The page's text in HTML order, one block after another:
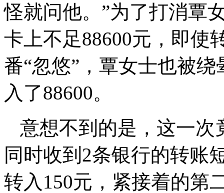
怪就问他。”为了打消覃
卡上不足88600元，即使
番“忽悠”，覃女士也被
入了88600。
意想不到的是，这一次
同时收到2条银行的转账
转入150元，紧接着的第